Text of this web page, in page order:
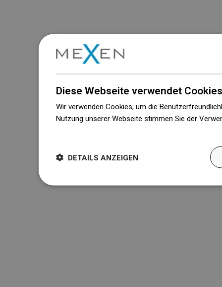
Diese Webseite verwendet
Wir verwenden Cookies, um die
Nutzung unserer Webseite stimmen Sie der
DETAILS ANZEIGEN